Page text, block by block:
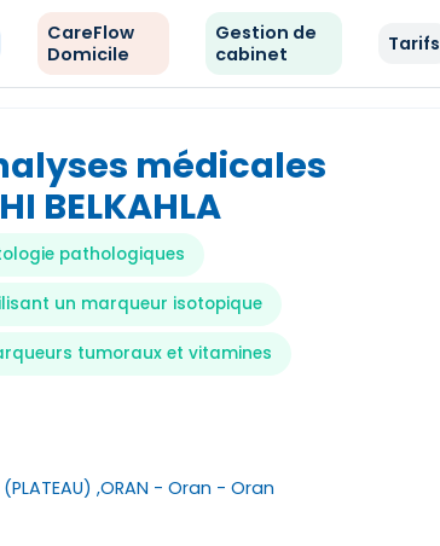
CareFlow
Domicile
Gestion de
cabinet
Tarifs
médicales
BELKAHLA
pathologiques
un marqueur isotopique
tumoraux et vitamines
(PLATEAU) ,ORAN - Oran - Oran